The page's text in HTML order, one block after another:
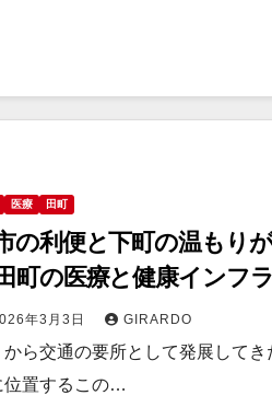
医療 田町
の利便と下町の温もり
町の医療と健康インフ
年3月3日 GIRARDO
から交通の要所として発展してき
位置するこの…